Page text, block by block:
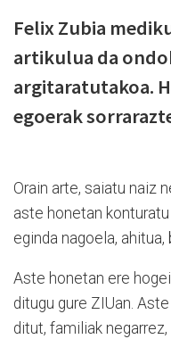
Felix Zubia
artikulua da
argitaratutakoa.
egoerak
Orain arte, saiatu naiz
aste honetan
eginda nagoela, ahitua,
Aste honetan ere
ditugu gure ZIUan.
ditut, familiak